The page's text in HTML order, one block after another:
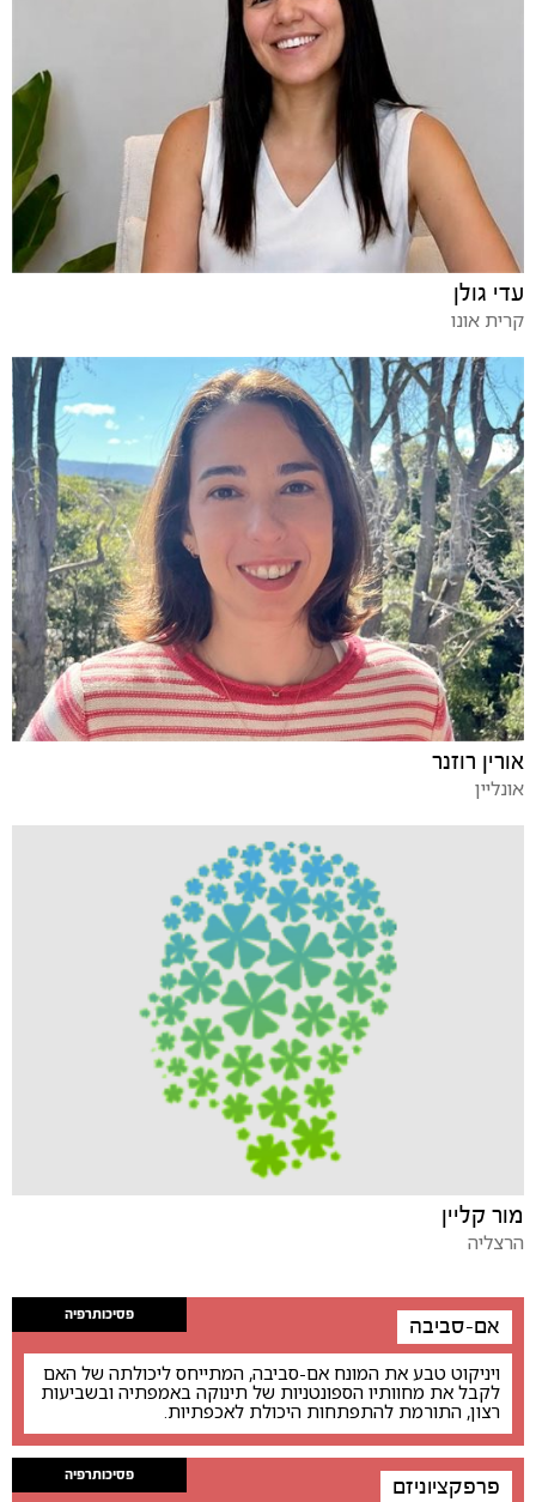
עדי גולן
קרית אונו
אורין רוזנר
אונליין
מור קליין
הרצליה
פסיכותרפיה אם-סביבה
ויניקוט טבע את המונח אם-סביבה, המתייחס ליכולתה של האם
לקבל את מחוותיו הספונטניות של תינוקה באמפתיה ובשביעות
רצון, התורמת להתפתחות היכולת לאכפתיות.
פסיכותרפיה פרפקציוניזם